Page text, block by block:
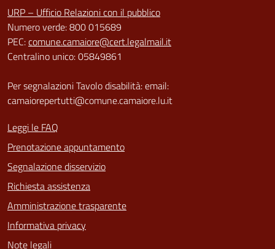
URP – Ufficio Relazioni con il pubblico
Numero verde: 800 015689
PEC:comune.camaiore@cert.legalmail.it
Centralino unico: 05849861
Per segnalazioni Tavolo disabilità: email:
camaiorepertutti@comune.camaiore.lu.it
Leggi le FAQ
Prenotazione appuntamento
Segnalazione disservizio
Richiesta assistenza
Amministrazione trasparente
Informativa privacy
Note legali